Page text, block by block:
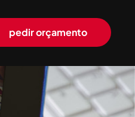
pedir orçamento